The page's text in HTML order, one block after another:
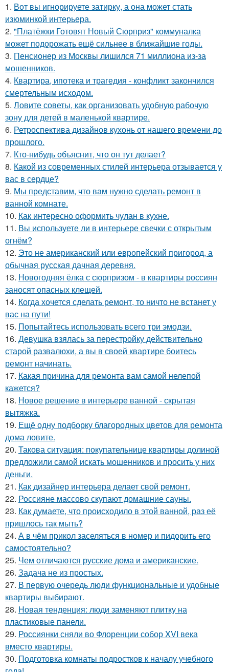
1. Вот вы игнорируете затирку, а она может стать
изюминкой интерьера.
2. "Платёжки Готовят Новый Сюрприз" коммуналка
может подорожать ещё сильнее в ближайшие годы.
3. Пенсионер из Москвы лишился 71 миллиона из-за
мошенников.
4. Квартира, ипотека и трагедия - конфликт закончился
смертельным исходом.
5. Ловите советы, как организовать удобную рабочую
зону для детей в маленькой квартире.
6. Ретроспектива дизайнов кухонь от нашего времени до
прошлого.
7. Кто-нибудь объяснит, что он тут делает?
8. Какой из современных стилей интерьера отзывается у
вас в сердце?
9. Мы представим, что вам нужно сделать ремонт в
ванной комнате.
10. Как интересно оформить чулан в кухне.
11. Вы используете ли в интерьере свечки с открытым
огнём?
12. Это не американский или европейский пригород, а
обычная русская дачная деревня.
13. Новогодняя ёлка с сюрпризом - в квартиры россиян
заносят опасных клещей.
14. Когда хочется сделать ремонт, то ничто не встанет у
вас на пути!
15. Попытайтесь использовать всего три эмодзи.
16. Девушка взялась за перестройку действительно
старой развалюхи, а вы в своей квартире боитесь
ремонт начинать.
17. Какая причина для ремонта вам самой нелепой
кажется?
18. Новое решение в интерьере ванной - скрытая
вытяжка.
19. Ещё одну подборку благородных цветов для ремонта
дома ловите.
20. Такова ситуация: покупательнице квартиры долиной
предложили самой искать мошенников и просить у них
деньги.
21. Как дизайнер интерьера делает свой ремонт.
22. Россияне массово скупают домашние сауны.
23. Как думаете, что происходило в этой ванной, раз её
пришлось так мыть?
24. А в чём прикол заселяться в номер и пидорить его
самостоятельно?
25. Чем отличаются русские дома и американские.
26. Задача не из простых.
27. В первую очередь люди функциональные и удобные
квартиры выбирают.
28. Новая тенденция: люди заменяют плитку на
пластиковые панели.
29. Россиянки сняли во Флоренции собор XVI века
вместо квартиры.
30. Подготовка комнаты подростков к началу учебного